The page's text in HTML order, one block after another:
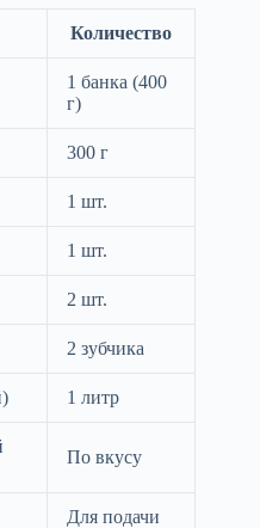
Количество
1 банка (400
г)
300 г
1 шт.
1 шт.
2 шт.
2 зубчика
1 литр
По вкусу
Для подачи